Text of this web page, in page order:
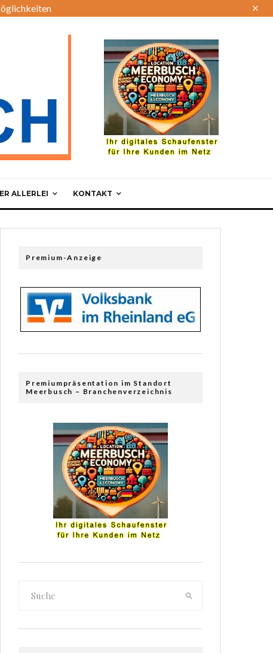
ALLERLEI KONTAKT
Premium-Anzeige
Premiumpräsentation im Standort
Meerbusch – Branchenverzeichnis